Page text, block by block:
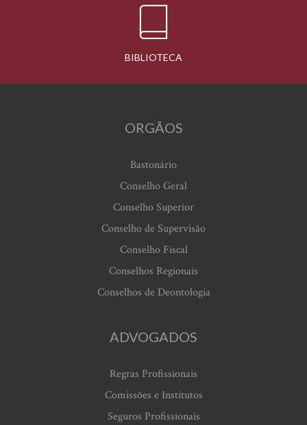
BIBLIOTECA
ORGÃOS
Bastonário
Conselho Geral
Conselho Superior
Conselho de Supervisão
Conselho Fiscal
Conselhos Regionais
Conselhos de Deontologia
ADVOGADOS
Regras Profissionais
Comissões e Institutos
Seguros Profissionais